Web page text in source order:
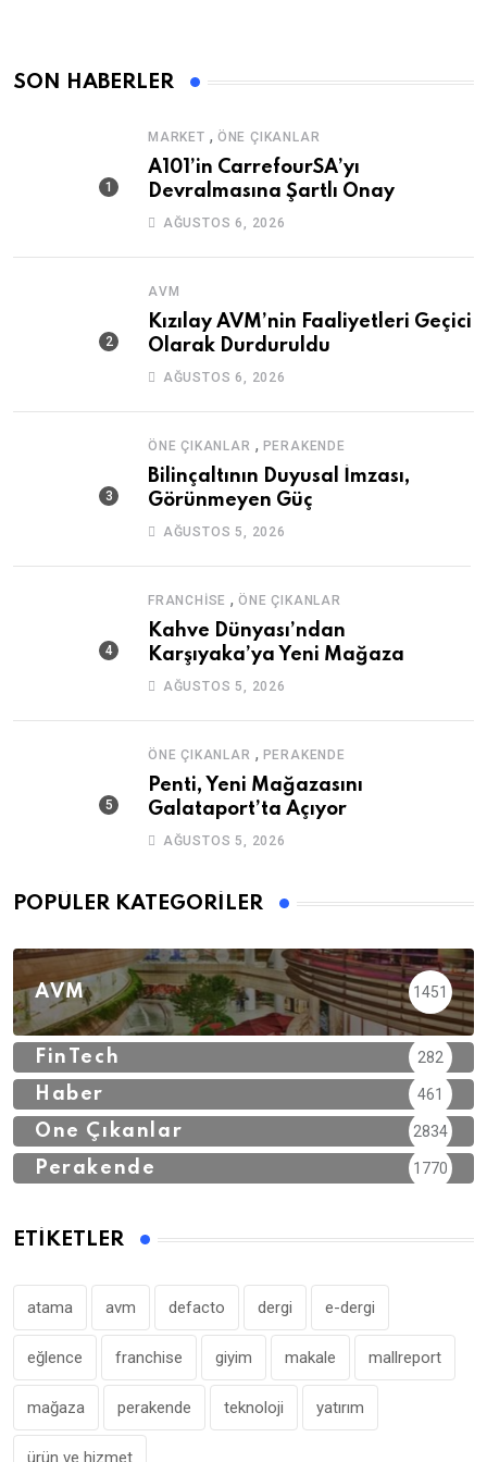
SON HABERLER
MARKET , ÖNE ÇIKANLAR
A101’in CarrefourSA’yı
Devralmasına Şartlı Onay
AĞUSTOS 6, 2026
AVM
Kızılay AVM’nin Faaliyetleri Geçici
Olarak Durduruldu
AĞUSTOS 6, 2026
ÖNE ÇIKANLAR , PERAKENDE
Bilinçaltının Duyusal İmzası,
Görünmeyen Güç
AĞUSTOS 5, 2026
FRANCHISE ,ÖNE ÇIKANLAR
Kahve Dünyası’ndan
Karşıyaka’ya Yeni Mağaza
AĞUSTOS 5, 2026
ÖNE ÇIKANLAR , PERAKENDE
Penti, Yeni Mağazasını
Galataport’ta Açıyor
AĞUSTOS 5, 2026
POPÜLER KATEGORILER
AVM 1451
FinTech 282
Haber 461
Öne Çıkanlar 2834
Perakende 1770
ETIKETLER
atama avm defacto dergi e-dergi
eğlence franchise giyim makale mallreport
mağaza perakende teknoloji yatırım
ürün ve hizmet